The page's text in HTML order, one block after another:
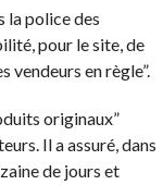
la police des
pour le site, de
vendeurs en règle”.
originaux”
Il a assuré, dans
de jours et